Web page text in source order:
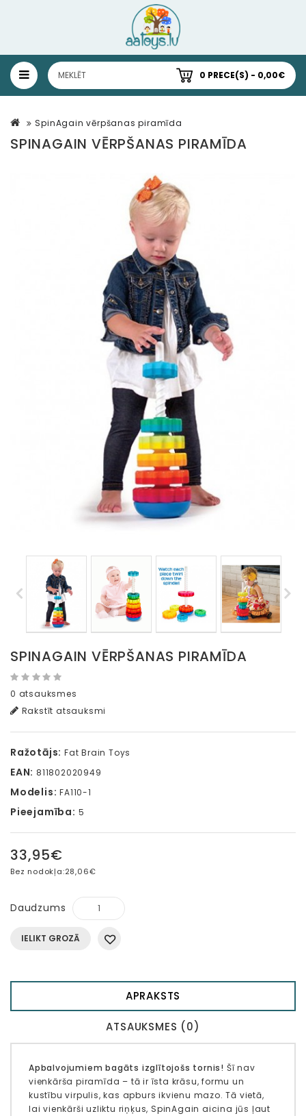
0 PRECE(S) - 0,00€
SpinAgain vērpšanas piramīda
SPINAGAIN VĒRPŠANAS PIRAMĪDA
SPINAGAIN VĒRPŠANAS PIRAMĪDA
0 atsauksmes
Rakstīt atsauksmi
Ražotājs: Fat Brain Toys
EAN: 811802020949
Modelis: FA110-1
Pieejamība: 5
33,95€
Bez nodokļa:28,06€
Daudzums
IELIKT GROZĀ
APRAKSTS
ATSAUKSMES (0)
Apbalvojumiem bagāts izglītojošs tornis! Šī nav
vienkārša piramīda – tā ir īsta krāsu, formu un
kustību virpulis, kas apburs ikvienu mazo. Tā vietā,
lai vienkārši uzliktu riņķus, SpinAgain aicina jūs ļaut